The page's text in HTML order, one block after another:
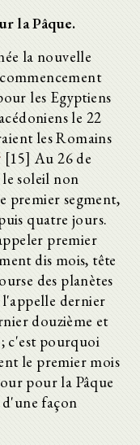
la Pâque.
la nouvelle
les Egyptiens
le 22
les Romains
[15] Au 26 de
soleil non
premier segment,
quatre jours.
premier
dis mois, tête
des planètes
dernier
douzième et
c'est pourquoi
le premier mois
pour la Pâque
façon